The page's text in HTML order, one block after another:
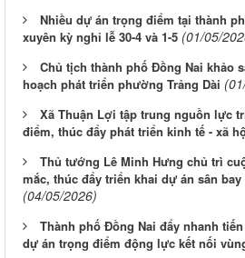
Nhiều dự án trọng điểm tại thành
xuyên kỳ nghỉ lễ 30-4 và 1-5 (01/05/
Chủ tịch thành phố Đồng Nai khảo
hoạch phát triển phường Trảng Dài
Xã Thuận Lợi tập trung nguồn lực
điểm, thúc đẩy phát triển kinh tế - xã
Thủ tướng Lê Minh Hưng chủ trì
mắc, thúc đẩy triển khai dự án sân bay
(04/05/2026)
Thành phố Đồng Nai đẩy nhanh
dự án trọng điểm động lực kết nối